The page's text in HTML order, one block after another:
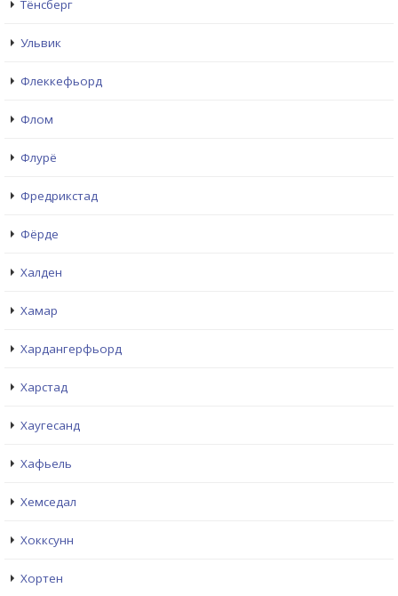
Тёнсберг
Ульвик
Флеккефьорд
Флом
Флурё
Фредрикстад
Фёрде
Халден
Хамар
Хардангерфьорд
Харстад
Хаугесанд
Хафьель
Хемседал
Хокксунн
Хортен